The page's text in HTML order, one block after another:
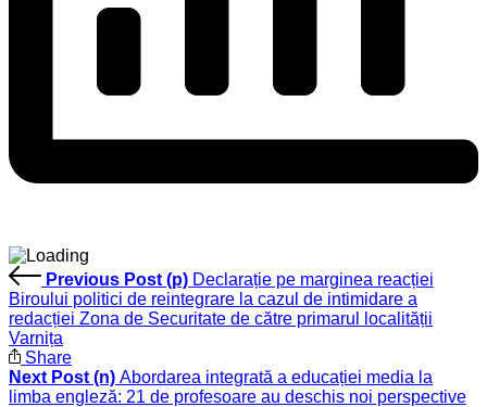
Previous Post (p) Declarație pe marginea reacției
Biroului politici de reintegrare la cazul de intimidare a
redacției Zona de Securitate de către primarul localității
Varnița
Share
Next Post (n) Abordarea integrată a educației media la
limba engleză: 21 de profesoare au deschis noi perspective